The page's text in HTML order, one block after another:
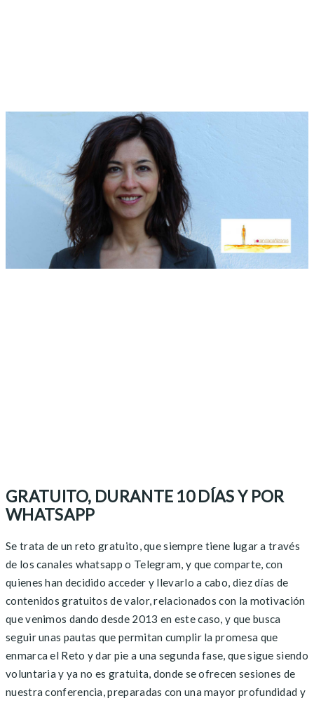
GRATUITO, DURANTE 10 DÍAS Y POR
WHATSAPP
Se trata de un reto gratuito, que siempre tiene lugar a través
de los canales whatsapp o Telegram, y que comparte, con
quienes han decidido acceder y llevarlo a cabo, diez días de
contenidos gratuitos de valor, relacionados con la motivación
que venimos dando desde 2013 en este caso, y que busca
seguir unas pautas que permitan cumplir la promesa que
enmarca el Reto y dar pie a una segunda fase, que sigue siendo
voluntaria y ya no es gratuita, donde se ofrecen sesiones de
nuestra conferencia, preparadas con una mayor profundidad y